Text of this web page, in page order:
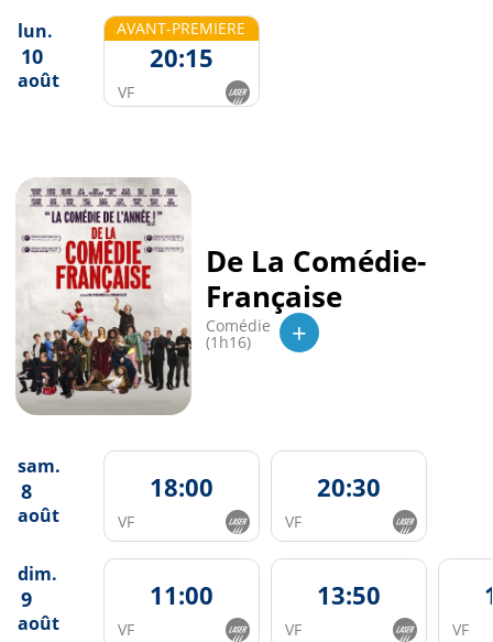
lun.
10
août
AVANT-PREMIERE
20:15
VF
De La Comédie-
Française
Comédie
(1h16) +
sam.
8
août
18:00
VF
20:30
VF
dim.
9
août
11:00
VF
13:50
VF VF